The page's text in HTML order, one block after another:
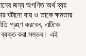
জন্য অগণিত অর্থ ব্যয়
ঘটানো যায় ও তাকে ক্ষমতায়
গ্রহণ করবেন, এটিকে
ব্যক্ত করা সম্ভব। এই